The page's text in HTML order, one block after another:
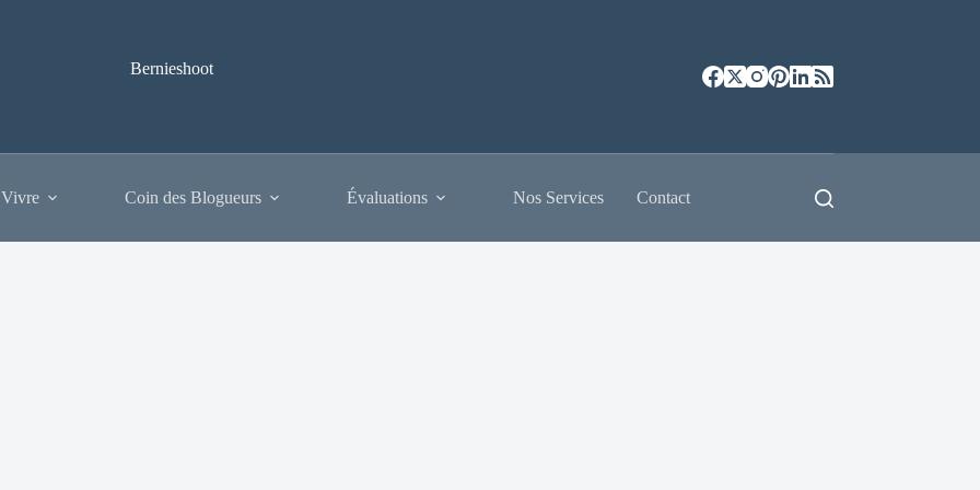
Bernieshoot
Coin des Blogueurs Évaluations Nos Services Contact